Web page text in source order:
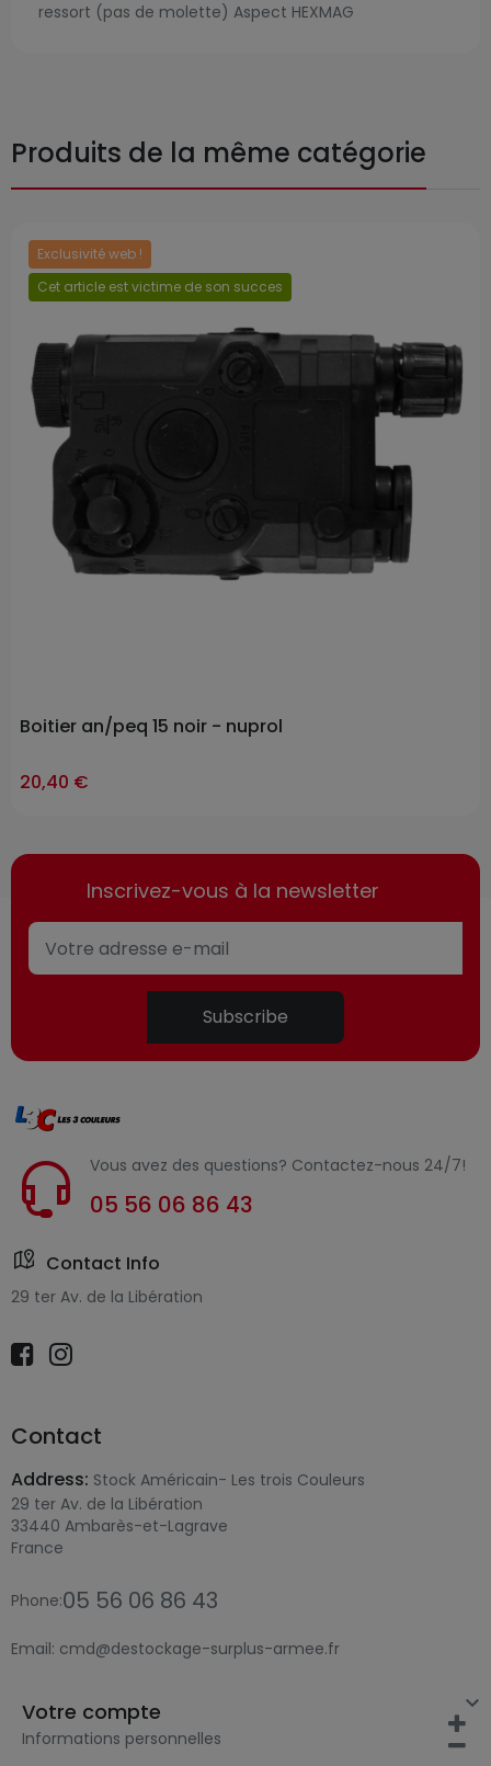
ressort (pas de molette) Aspect HEXMAG
Produits de la même catégorie
Exclusivité web !
Cet article est victime de son succes
Boitier an/peq 15 noir - nuprol
20,40 €
Inscrivez-vous à la newsletter
Subscribe
Vous avez des questions? Contactez-nous 24/7!
05 56 06 86 43
Contact Info
29 ter Av. de la Libération
Contact
Address: Stock Américain- Les trois Couleurs
29 ter Av. de la Libération
33440 Ambarès-et-Lagrave
France
Phone:05 56 06 86 43
Email: cmd@destockage-surplus-armee.fr

Votre compte
Informations personnelles